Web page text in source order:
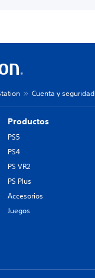
Cuenta y seguridad
Productos
PS5
PS4
PS VR2
PS Plus
Accesorios
Juegos